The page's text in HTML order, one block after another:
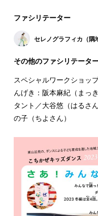
ファシリテーター
セレノグラフィカ（隅
その他のファシリテータ
スペシャルワークショッ
んげき：阪本麻紀（
タント／大谷悠（はるさ
の子（ちよさん）